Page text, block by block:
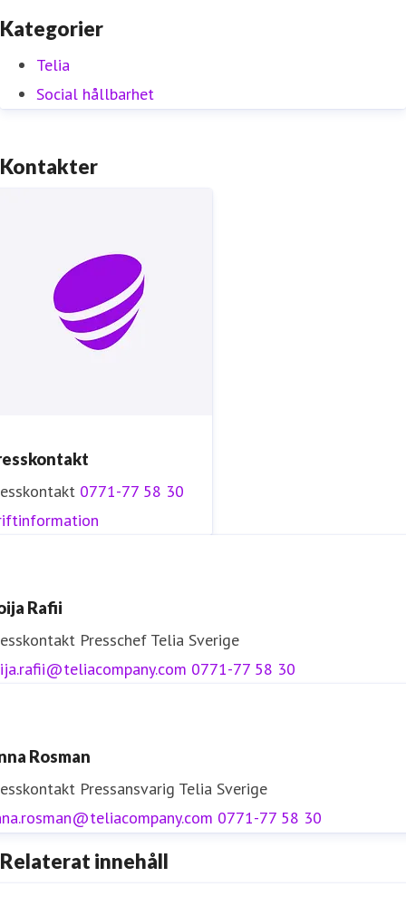
Kategorier
Telia
Social hållbarhet
Kontakter
0771-77 58 30
Rafii
Presschef Telia Sverige
0771-77 58 30
Rosman
Pressansvarig Telia Sverige
0771-77 58 30
Relaterat innehåll